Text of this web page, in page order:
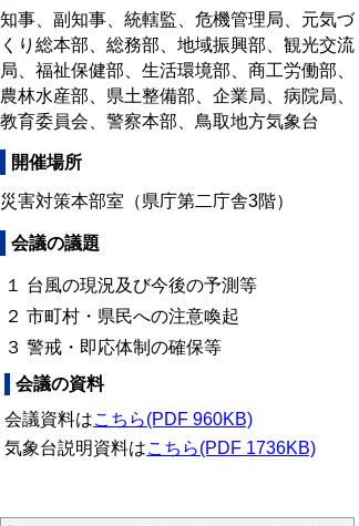
知事、副知事、統轄監、危機管理局、元気づ
くり総本部、総務部、地域振興部、観光交流
局、福祉保健部、生活環境部、商工労働部、
農林水産部、県土整備部、企業局、病院局、
教育委員会、警察本部、鳥取地方気象台
開催場所
災害対策本部室（県庁第二庁舎3階）
会議の議題
１ 台風の現況及び今後の予測等
２ 市町村・県民への注意喚起
３ 警戒・即応体制の確保等
会議の資料
会議資料はこちら(PDF 960KB)
気象台説明資料はこちら(PDF 1736KB)